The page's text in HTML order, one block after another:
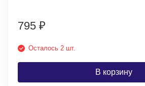
795 ₽
Осталось 2 шт.
В корзину